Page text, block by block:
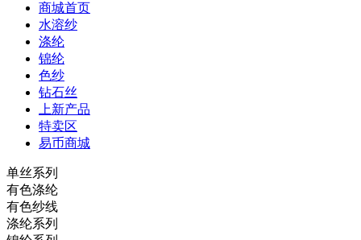
商城首页
水溶纱
涤纶
锦纶
色纱
钻石丝
上新产品
特卖区
易币商城
单丝系列
有色涤纶
有色纱线
涤纶系列